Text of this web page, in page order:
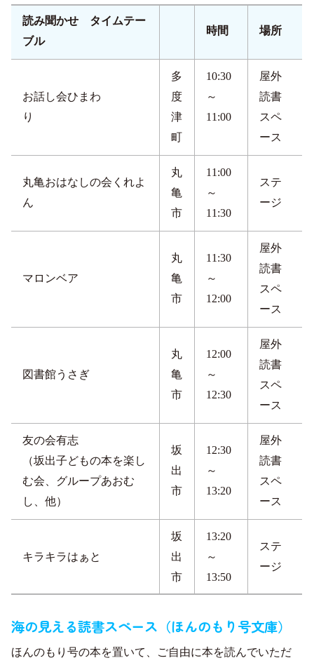
読み聞かせ タイムテー
ブル
時間 場所
お話し会ひまわ
り
多
度
津
町
10:30
～
11:00
屋外
読書
スペ
ース
丸亀おはなしの会くれよ
ん
丸
亀
市
11:00
～
11:30
ステ
ージ
マロンベア
丸
亀
市
11:30
～
12:00
屋外
読書
スペ
ース
図書館うさぎ
丸
亀
市
12:00
～
12:30
屋外
読書
スペ
ース
友の会有志
（坂出子どもの本を楽し
む会、グループあおむ
し、他）
坂
出
市
12:30
～
13:20
屋外
読書
スペ
ース
キラキラはぁと
坂
出
市
13:20
～
13:50
ステ
ージ
海の見える読書スペース（ほんのもり号文庫）
ほんのもり号の本を置いて、ご自由に本を読んでいただ